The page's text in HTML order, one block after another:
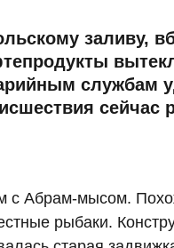
заливу,
службам
сейчас
с Абрам-мысом.
рыбаки.